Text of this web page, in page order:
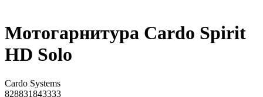
Мотогарнитура Cardo Spirit
HD Solo
Cardo Systems
828831843333